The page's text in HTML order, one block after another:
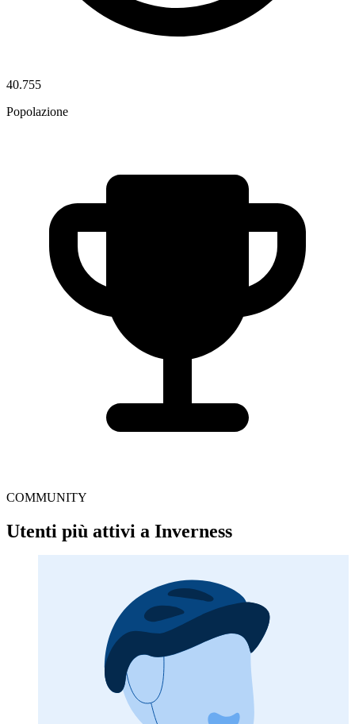
40.755
Popolazione
COMMUNITY
Utenti più attivi a Inverness